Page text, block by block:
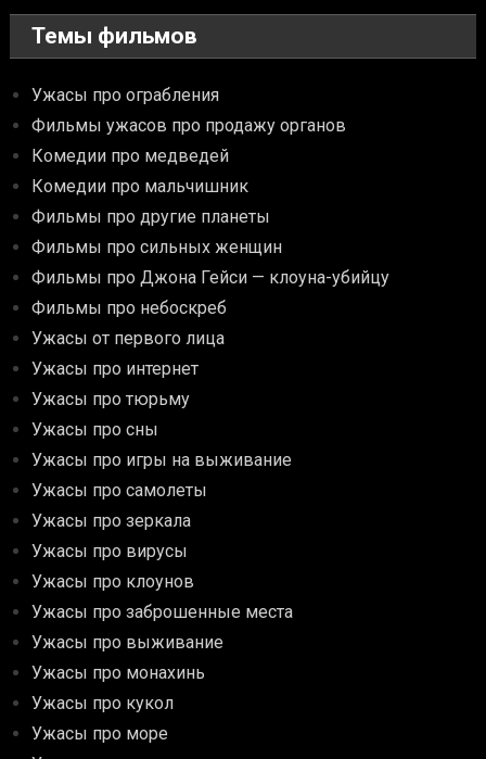
Темы фильмов
Ужасы про ограбления
Фильмы ужасов про продажу органов
Комедии про медведей
Комедии про мальчишник
Фильмы про другие планеты
Фильмы про сильных женщин
Фильмы про Джона Гейси — клоуна-убийцу
Фильмы про небоскреб
Ужасы от первого лица
Ужасы про интернет
Ужасы про тюрьму
Ужасы про сны
Ужасы про игры на выживание
Ужасы про самолеты
Ужасы про зеркала
Ужасы про вирусы
Ужасы про клоунов
Ужасы про заброшенные места
Ужасы про выживание
Ужасы про монахинь
Ужасы про кукол
Ужасы про море